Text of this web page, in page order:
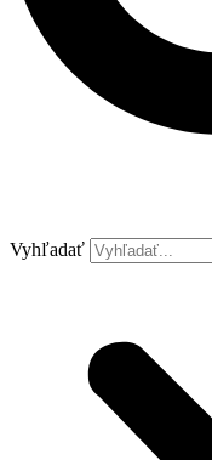
Vyhľadať